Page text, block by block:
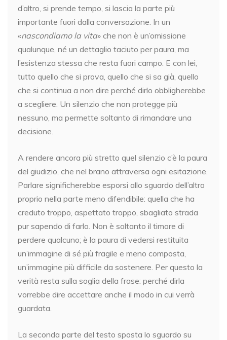
d’altro, si prende tempo, si lascia la parte più
importante fuori dalla conversazione. In un
«nascondiamo la vita» che non è un’omissione
qualunque, né un dettaglio taciuto per paura, ma
l’esistenza stessa che resta fuori campo. E con lei,
tutto quello che si prova, quello che si sa già, quello
che si continua a non dire perché dirlo obbligherebbe
a scegliere. Un silenzio che non protegge più
nessuno, ma permette soltanto di rimandare una
decisione.
A rendere ancora più stretto quel silenzio c’è la paura
del giudizio, che nel brano attraversa ogni esitazione.
Parlare significherebbe esporsi allo sguardo dell’altro
proprio nella parte meno difendibile: quella che ha
creduto troppo, aspettato troppo, sbagliato strada
pur sapendo di farlo. Non è soltanto il timore di
perdere qualcuno; è la paura di vedersi restituita
un’immagine di sé più fragile e meno composta,
un’immagine più difficile da sostenere. Per questo la
verità resta sulla soglia della frase: perché dirla
vorrebbe dire accettare anche il modo in cui verrà
guardata.
La seconda parte del testo sposta lo sguardo su